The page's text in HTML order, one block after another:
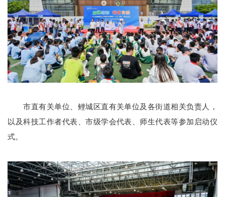
市直有关单位、鲤城区直有关单位及各街道相关负责人，
以及科技工作者代表、市级学会代表、师生代表等参加启动仪
式。